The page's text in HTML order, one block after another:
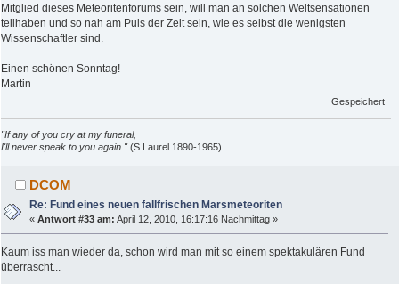
Mitglied dieses Meteoritenforums sein, will man an solchen Weltsensationen
teilhaben und so nah am Puls der Zeit sein, wie es selbst die wenigsten
Wissenschaftler sind.
Einen schönen Sonntag!
Martin
Gespeichert
"If any of you cry at my funeral,
I'll never speak to you again."(S.Laurel 1890-1965)
DCOM
Re: Fund eines neuen fallfrischen Marsmeteoriten
«Antwort #33 am: April 12, 2010, 16:17:16 Nachmittag »
Kaum iss man wieder da, schon wird man mit so einem spektakulären Fund
überrascht...